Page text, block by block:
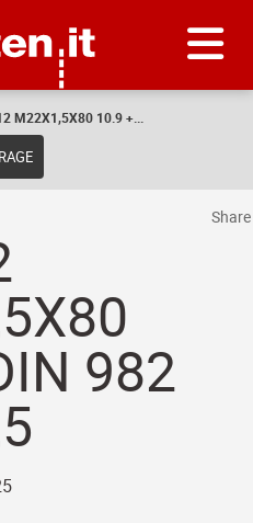
M22X1,5X80 10.9 +...
982
Share